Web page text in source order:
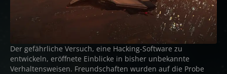
Der gefährliche Versuch, eine Hacking-Software zu
entwickeln, eröffnete Einblicke in bisher unbekannte
Verhaltensweisen. Freundschaften wurden auf die Probe